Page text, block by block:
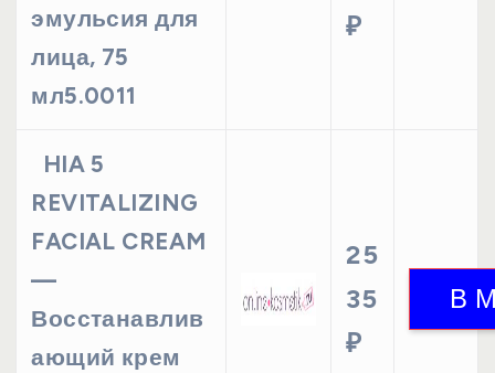
эмульсия для
лица, 75
мл5.0011
₽
HIA 5
REVITALIZING
FACIAL CREAM
—
Восстанавлив
ающий крем
25
35
₽